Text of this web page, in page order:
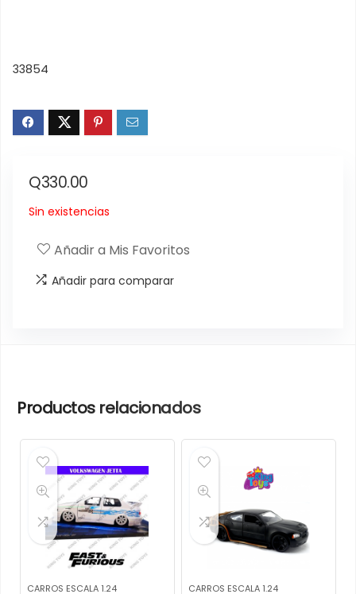
33854
Q330.00
Sin existencias
Añadir a Mis Favoritos
Añadir para comparar
Productos relacionados
CARROS ESCALA 1.24 CARROS ESCALA 1.24